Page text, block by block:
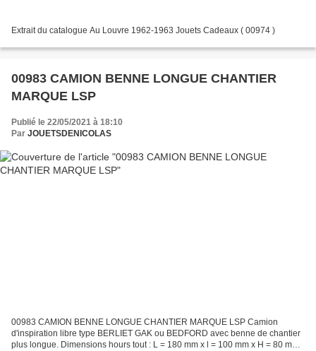
Extrait du catalogue Au Louvre 1962-1963 Jouets Cadeaux ( 00974 )
00983 CAMION BENNE LONGUE CHANTIER
MARQUE LSP
Publié le 22/05/2021 à 18:10
Par JOUETSDENICOLAS
00983 CAMION BENNE LONGUE CHANTIER MARQUE LSP Camion
d'inspiration libre type BERLIET GAK ou BEDFORD avec benne de chantier
plus longue. Dimensions hours tout : L = 180 mm x l = 100 mm x H = 80 mm